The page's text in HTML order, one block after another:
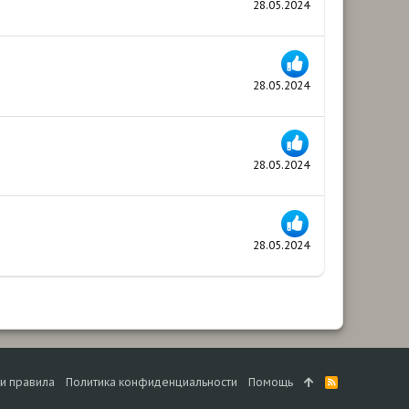
28.05.2024
28.05.2024
28.05.2024
28.05.2024
правила Политика конфиденциальности Помощь
R
S